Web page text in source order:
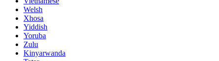
Welsh
Xhosa
Yiddish
Yoruba
Zulu
Kinyarwanda